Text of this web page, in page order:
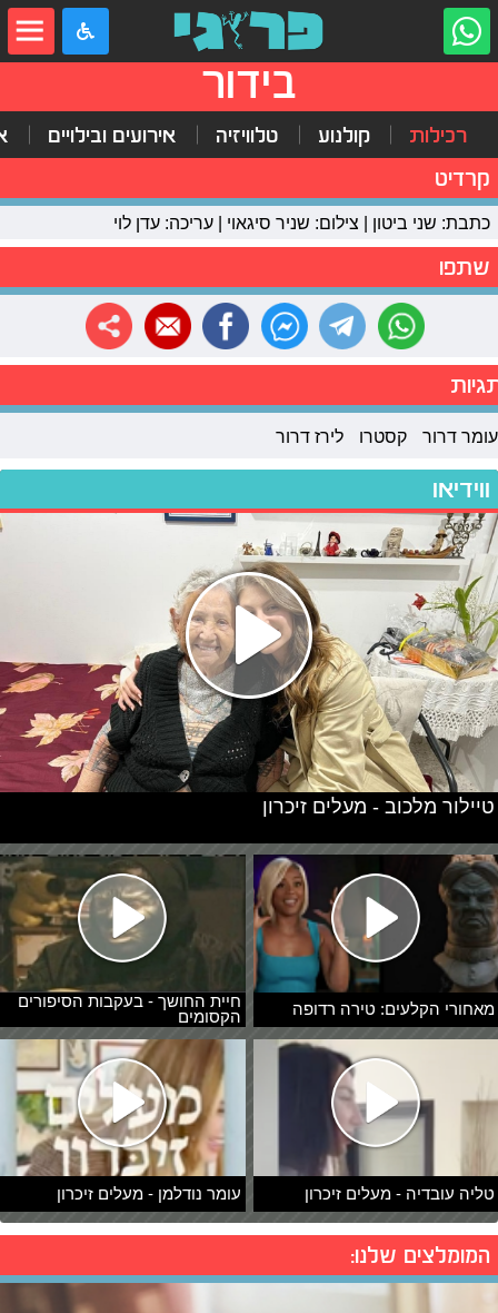
בידור
רכילות קולנוע טלוויזיה אירועים ובילויים
קרדיט
כתבת: שני ביטון | צילום: שניר סיגאוי | עריכה: עדן לוי
שתפו
עומר דרור קסטרו לירז דרור
ווידיאו
מאחורי הקלעים: טירה רדופה
חיית החושך - בעקבות הסיפורים
הקסומים
טליה עובדיה - מעלים זיכרון עומר נודלמן - מעלים זיכרון
טיילור מלכוב - מעלים זיכרון
המומלצים שלנו: